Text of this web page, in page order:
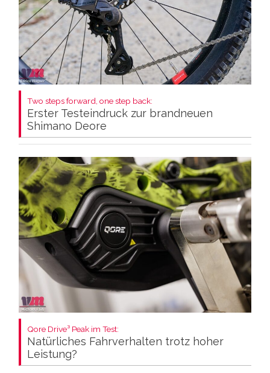
Two steps forward, one step back:
Erster Testeindruck zur brandneuen
Shimano Deore
Qore Drive³ Peak im Test:
Natürliches Fahrverhalten trotz hoher
Leistung?